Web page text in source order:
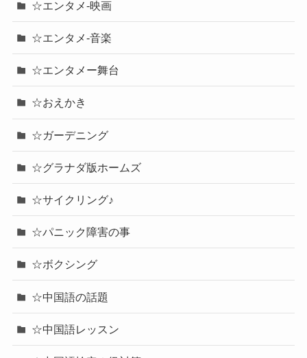
☆エンタメ-映画
☆エンタメ-音楽
☆エンタメー舞台
☆おえかき
☆ガーデニング
☆グラナダ版ホームズ
☆サイクリング♪
☆パニック障害の事
☆ボクシング
☆中国語の話題
☆中国語レッスン